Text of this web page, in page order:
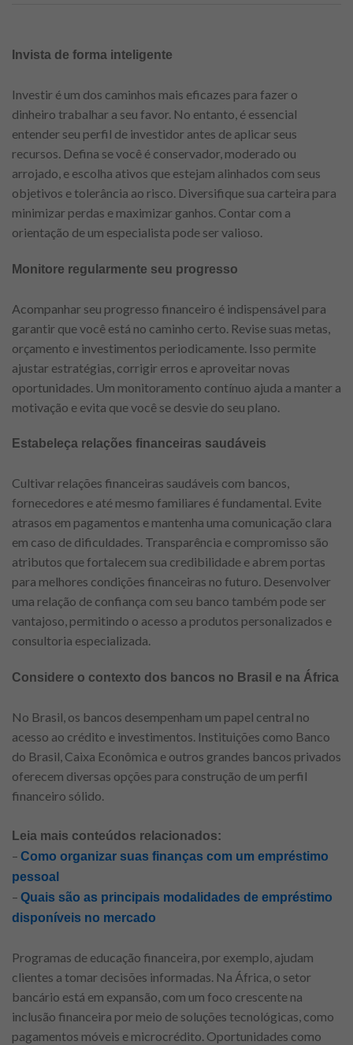
Invista de forma inteligente
Investir é um dos caminhos mais eficazes para fazer o
dinheiro trabalhar a seu favor. No entanto, é essencial
entender seu perfil de investidor antes de aplicar seus
recursos. Defina se você é conservador, moderado ou
arrojado, e escolha ativos que estejam alinhados com seus
objetivos e tolerância ao risco. Diversifique sua carteira para
minimizar perdas e maximizar ganhos. Contar com a
orientação de um especialista pode ser valioso.
Monitore regularmente seu progresso
Acompanhar seu progresso financeiro é indispensável para
garantir que você está no caminho certo. Revise suas metas,
orçamento e investimentos periodicamente. Isso permite
ajustar estratégias, corrigir erros e aproveitar novas
oportunidades. Um monitoramento contínuo ajuda a manter a
motivação e evita que você se desvie do seu plano.
Estabeleça relações financeiras saudáveis
Cultivar relações financeiras saudáveis com bancos,
fornecedores e até mesmo familiares é fundamental. Evite
atrasos em pagamentos e mantenha uma comunicação clara
em caso de dificuldades. Transparência e compromisso são
atributos que fortalecem sua credibilidade e abrem portas
para melhores condições financeiras no futuro. Desenvolver
uma relação de confiança com seu banco também pode ser
vantajoso, permitindo o acesso a produtos personalizados e
consultoria especializada.
Considere o contexto dos bancos no Brasil e na África
No Brasil, os bancos desempenham um papel central no
acesso ao crédito e investimentos. Instituições como Banco
do Brasil, Caixa Econômica e outros grandes bancos privados
oferecem diversas opções para construção de um perfil
financeiro sólido.
Leia mais conteúdos relacionados:
– Como organizar suas finanças com um empréstimo
pessoal
– Quais são as principais modalidades de empréstimo
disponíveis no mercado
Programas de educação financeira, por exemplo, ajudam
clientes a tomar decisões informadas. Na África, o setor
bancário está em expansão, com um foco crescente na
inclusão financeira por meio de soluções tecnológicas, como
pagamentos móveis e microcrédito. Oportunidades como